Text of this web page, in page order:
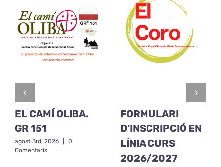
EL CAMÍ OLIBA.
GR 151
agost 3rd, 2026
0
Comentaris
FORMULARI
D’INSCRIPCIÓ EN
LÍNIA CURS
2026/2027